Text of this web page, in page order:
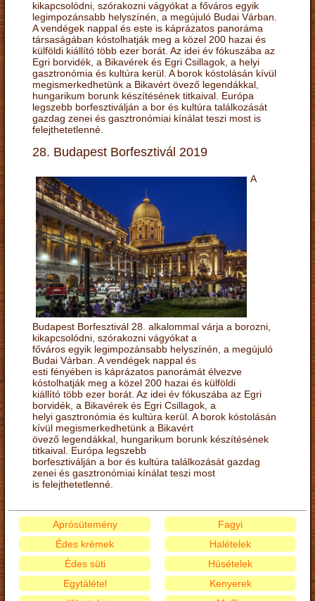
kikapcsolódni, szórakozni vágyókat a főváros egyik
legimpozánsabb helyszínén, a megújuló Budai Várban.
A vendégek nappal és este is káprázatos panoráma
társaságában kóstolhatják meg a közel 200 hazai és
külföldi kiállító több ezer borát. Az idei év fókuszába az
Egri borvidék, a Bikavérek és Egri Csillagok, a helyi
gasztronómia és kultúra kerül. A borok kóstolásán kívül
megismerkedhetünk a Bikavért övező legendákkal,
hungarikum borunk készítésének titkaival. Európa
legszebb borfesztiválján a bor és kultúra találkozását
gazdag zenei és gasztronómiai kínálat teszi most is
felejthetetlenné.
28. Budapest Borfesztivál 2019
A
Budapest Borfesztivál 28. alkalommal várja a borozni,
kikapcsolódni, szórakozni vágyókat a
főváros egyik legimpozánsabb helyszínén, a megújuló
Budai Várban. A vendégek nappal és
esti fényében is káprázatos panorámát élvezve
kóstolhatják meg a közel 200 hazai és külföldi
kiállító több ezer borát. Az idei év fókuszába az Egri
borvidék, a Bikavérek és Egri Csillagok, a
helyi gasztronómia és kultúra kerül. A borok kóstolásán
kívül megismerkedhetünk a Bikavért
övező legendákkal, hungarikum borunk készítésének
titkaival. Európa legszebb
borfesztiválján a bor és kultúra találkozását gazdag
zenei és gasztronómiai kínálat teszi most
is felejthetetlenné.
Aprósütemény
Édes krémek
Édes süti
Egytálétel
Fagyi
Halételek
Húsételek
Kenyerek